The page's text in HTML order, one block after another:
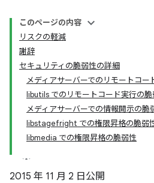
このページの内容
リスクの軽減
謝辞
セキュリティの脆弱性の詳細
メディアサーバーでのリモートコー
libutils でのリモートコード実行の脆
メディアサーバーでの情報開示の脆
libstagefright での権限昇格の脆弱
libmedia での権限昇格の脆弱性
2015 年 11 月 2 日公開